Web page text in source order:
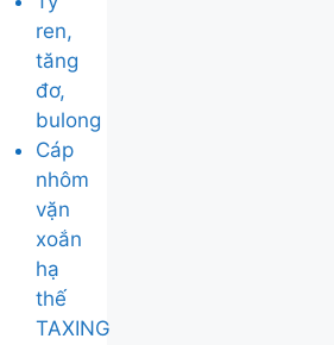
ren,
tăng
đơ,
bulong
Cáp
nhôm
vặn
xoắn
hạ
thế
TAXING